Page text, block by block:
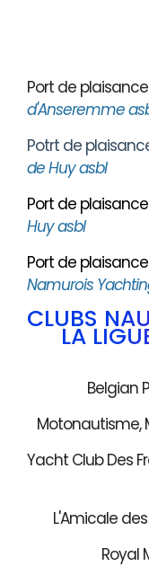
Port de
d'Anseremme
Potrt de
de Huy asbl
Port de
Huy asbl
Port de
Namurois
CLUBS
LA
Belgian
Motonautisme,
Yacht Club
L'Amicale
Royal